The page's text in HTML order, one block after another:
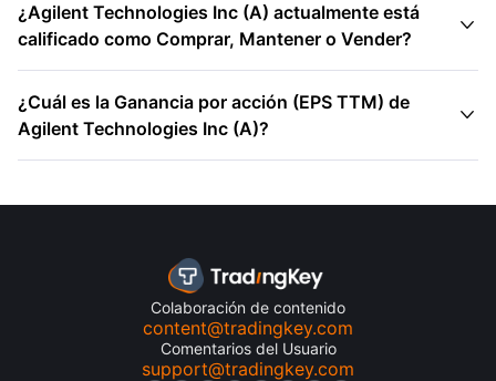
¿Agilent Technologies Inc (A) actualmente está
calificado como Comprar, Mantener o Vender?

¿Cuál es la Ganancia por acción (EPS TTM) de
Agilent Technologies Inc (A)?

Colaboración de contenido
content@tradingkey.com
Comentarios del Usuario
support@tradingkey.com